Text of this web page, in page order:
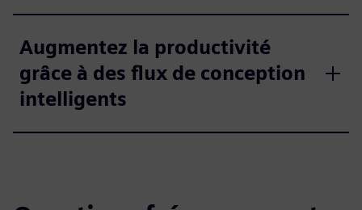
Augmentez la productivité
grâce à des flux de conception
intelligents